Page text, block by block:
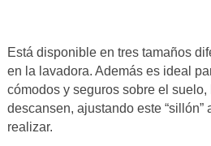
Está disponible en tres tamaños
en la lavadora. Además es ideal
cómodos y seguros sobre el
descansen, ajustando este
realizar.